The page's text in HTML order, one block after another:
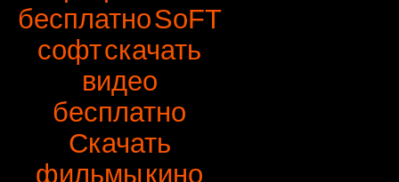
бесплатноSoFT
софтскачать
видео
бесплатно
Скачать
фильмыкино